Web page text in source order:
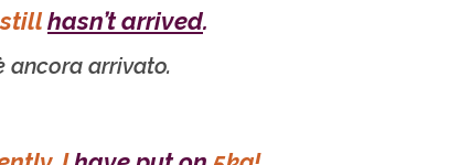
hasn’t arrived.
ancora arrivato.